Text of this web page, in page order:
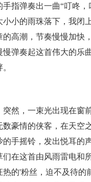
手指弹奏出一曲“叮咚
小的雨珠落下，我闭
的高潮，节奏慢慢加快
慢弹奏起这首伟大的乐
突然，一束光出现在窗
数豪情的侠客，在天
手摇铃，发出悦耳的
们在这首由风雨雷电和
的'粉丝，迫不及待